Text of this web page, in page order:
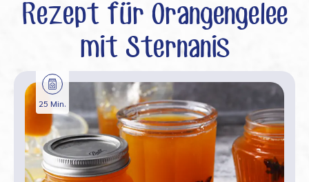
Rezept für Orangengelee
mit Sternanis
25 Min.